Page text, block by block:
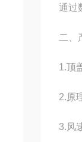
通过
二、
1.顶
2.原
3.风